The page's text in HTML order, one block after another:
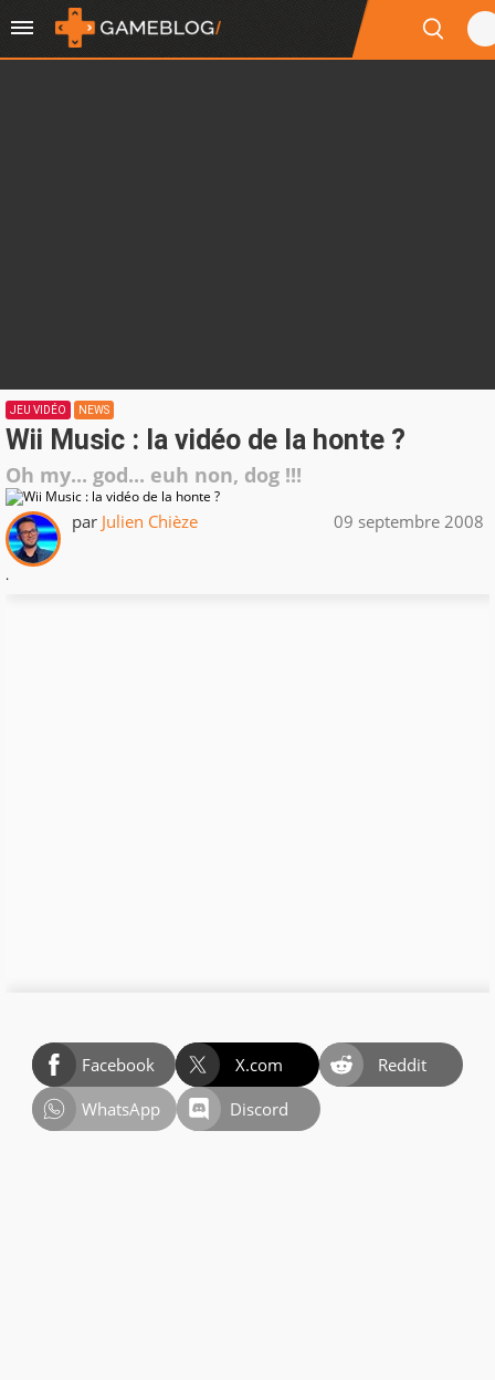
JEU VIDÉO NEWS
Wii Music : la vidéo de la honte ?
Oh my... god... euh non, dog !!!
par Julien Chièze 09 septembre 2008
.
Facebook X.com
Reddit
WhatsApp
Discord